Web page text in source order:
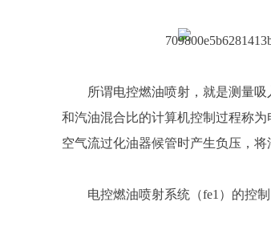
所谓电控燃油喷射，就是测量
和汽油混合比的计算机控制过程称
空气流过化油器候管时产生负压，
电控燃油喷射系统（fe1）的控